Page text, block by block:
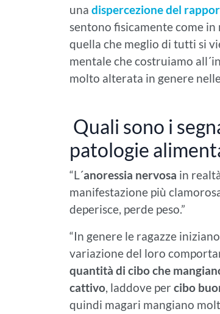
una dispercezione del
sentono fisicamente come
quella che meglio di tutti si
mentale che costruiamo
molto alterata in genere nelle
Quali sono i
patologie
“L´anoressia nervosa in
manifestazione più
deperisce, perde peso.”
“In genere le ragazze
variazione del loro
quantità di cibo che
cattivo, laddove per cibo
quindi magari mangiano